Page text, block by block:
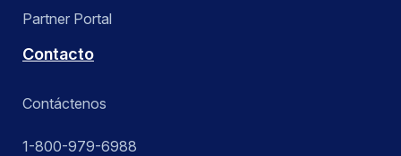
Partner Portal
Contacto
Contáctenos
1-800-979-6988